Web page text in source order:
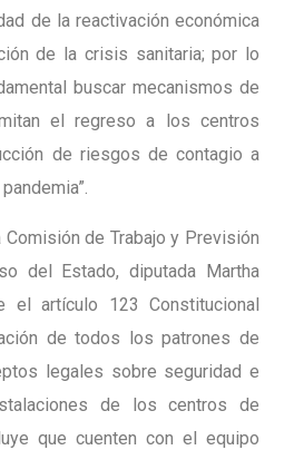
de la reactivación económica
de la crisis sanitaria; por lo
buscar mecanismos de
el regreso a los centros
de riesgos de contagio a
de Trabajo y Previsión
del Estado, diputada Martha
el artículo 123 Constitucional
de todos los patrones de
legales sobre seguridad e
de los centros de
que cuenten con el equipo